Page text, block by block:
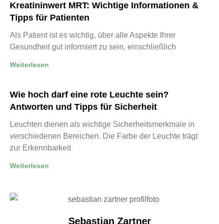
Kreatininwert MRT: Wichtige Informationen &
Tipps für Patienten
Als Patient ist es wichtig, über alle Aspekte Ihrer
Gesundheit gut informiert zu sein, einschließlich
Weiterlesen
Wie hoch darf eine rote Leuchte sein?
Antworten und Tipps für Sicherheit
Leuchten dienen als wichtige Sicherheitsmerkmale in
verschiedenen Bereichen. Die Farbe der Leuchte trägt
zur Erkennbarkeit
Weiterlesen
Sebastian Zartner